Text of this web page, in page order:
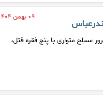
۰۹ بهمن ۱۴۰۴
مسلح متواری با پنج فقره قتل،